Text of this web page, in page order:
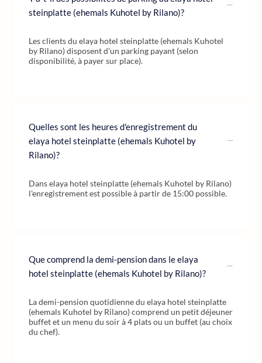
steinplatte (ehemals Kuhotel by Rilano)?
Les clients du elaya hotel steinplatte (ehemals Kuhotel
by Rilano) disposent d'un parking payant (selon
disponibilité, à payer sur place).
Quelles sont les heures d'enregistrement du
elaya hotel steinplatte (ehemals Kuhotel by
Rilano)?
Dans elaya hotel steinplatte (ehemals Kuhotel by Rilano)
l'enregistrement est possible à partir de 15:00 possible.
Que comprend la demi-pension dans le elaya
hotel steinplatte (ehemals Kuhotel by Rilano)?
La demi-pension quotidienne du elaya hotel steinplatte
(ehemals Kuhotel by Rilano) comprend un petit déjeuner
buffet et un menu du soir à 4 plats ou un buffet (au choix
du chef).